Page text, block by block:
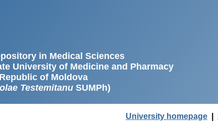
in Medical Sciences
University of Medicine and Pharmacy
of Moldova
TestemitanuSUMPh)
University homepage